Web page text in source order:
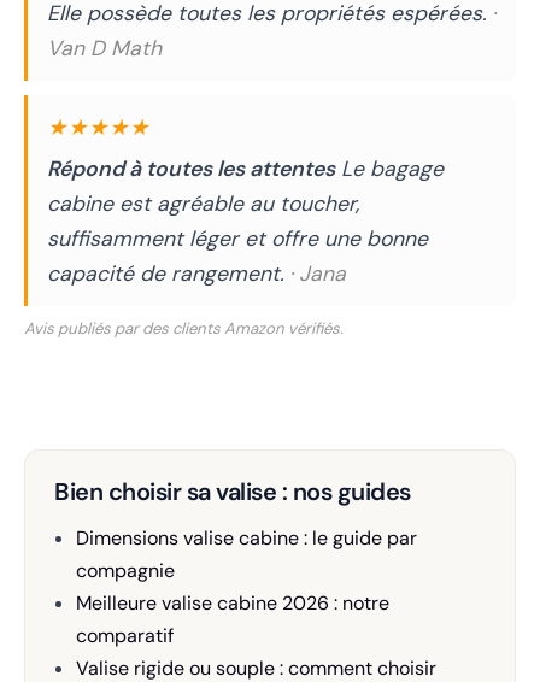
Elle possède toutes les propriétés espérées. ·
Van D Math
★★★★★
Répond à toutes les attentesLe bagage
cabine est agréable au toucher,
suffisamment léger et offre une bonne
capacité de rangement. · Jana
Avis publiés par des clients Amazon vérifiés.
Bien choisir sa valise : nos guides
Dimensions valise cabine : le guide par
compagnie
Meilleure valise cabine 2026 : notre
comparatif
Valise rigide ou souple : comment choisir